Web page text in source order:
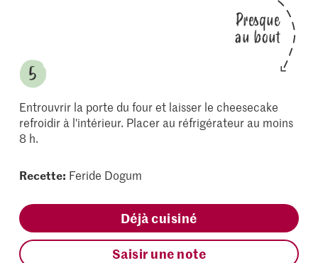
Presque
au bout
Entrouvrir la porte du four et laisser le cheesecake
refroidir à l'intérieur. Placer au réfrigérateur au moins
8 h.
Recette: Feride Dogum
Déjà cuisiné
Saisir une note